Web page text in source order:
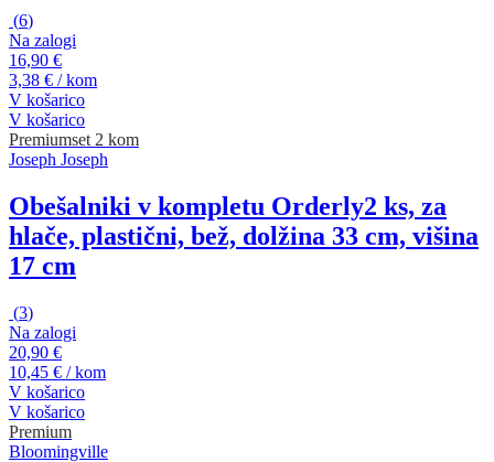
(6)
Na zalogi
16,90 €
3,38 € / kom
V košarico
V košarico
Premiumset 2 kom
Joseph Joseph
Obešalniki v kompletu Orderly2 ks, za
hlače, plastični, bež, dolžina 33 cm, višina
17 cm
(3)
Na zalogi
20,90 €
10,45 € / kom
V košarico
V košarico
Premium
Bloomingville